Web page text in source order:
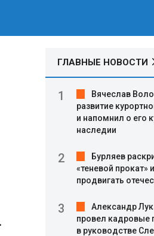
ГЛАВНЫЕ НОВОСТИ
Вячеслав
развитие
и напомнил о его
наследии
Бурляев
«теневой прокат»
продвигать
Александр
провел кадровые
в руководстве